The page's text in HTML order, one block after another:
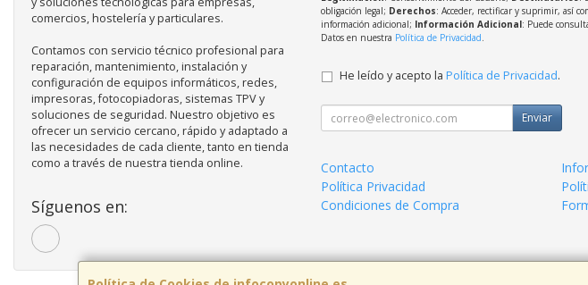
comercios, hostelería y particulares.
Contamos con servicio técnico profesional para
reparación, mantenimiento, instalación y
configuración de equipos informáticos, redes,
impresoras, fotocopiadoras, sistemas TPV y
soluciones de seguridad. Nuestro objetivo es
ofrecer un servicio cercano, rápido y adaptado a
las necesidades de cada cliente, tanto en tienda
como a través de nuestra tienda online.
Síguenos en:
obligación legal; Derechos: Acceder, rectificar y suprimir, así
información adicional; Información Adicional: Puede
Datos en nuestra Política de Privacidad.
He leído y acepto la Política de Privacidad.
Enviar
Contacto
Política Privacidad
Condiciones de Compra